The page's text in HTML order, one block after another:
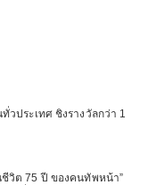
วประเทศ ชิงรางวัลกว่า 1
ชีวิต 75 ปี ของคนทัพหน้า”